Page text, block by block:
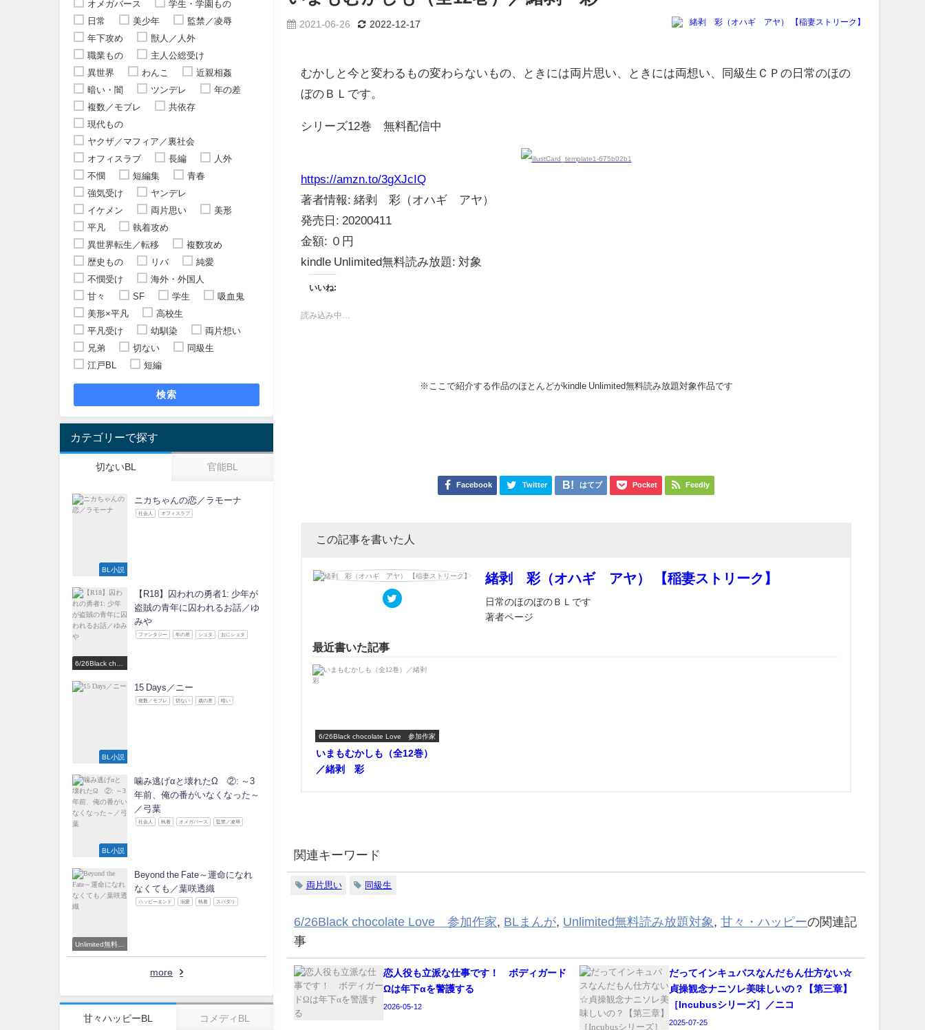
2021-06-26 2022-12-17 緒剥 彩（オハギ アヤ） 【稲妻ストリーク】
むかしと今と変わるもの変わらないもの、ときには両片思い、ときには両想い、同級生ＣＰの日常のほの
ぼのＢＬです。
シリーズ12巻 無料配信中
https://amzn.to/3gXJcIQ
著者情報: 緒剥 彩（オハギ アヤ）
発売日: 20200411
金額: ０円
kindle Unlimited無料読み放題: 対象
いいね:
読み込み中…
※ここで紹介する作品のほとんどがkindle Unlimited無料読み放題対象作品です
Facebook Twitter はてブ Pocket Feedly
この記事を書いた人
緒剥 彩（オハギ アヤ） 【稲妻ストリーク】
日常のほのぼのＢＬです
著者ページ
最近書いた記事
6/26Black chocolate Love 参加作家
いまもむかしも（全12巻）
／緒剥 彩
関連キーワード
両片思い 同級生
6/26Black chocolate Love 参加作家, BLまんが, Unlimited無料読み放題対象 ,甘々・ハッピーの関連記
事
恋人役も立派な仕事です！ ボディガード
Ωは年下αを警護する
2026-05-12
‪だってインキュバスなんだもん仕方ない☆
貞操観念ナニソレ美味しいの？【第三章】
［Incubusシリーズ］／ニコ
2025-07-25
オメガバース
学生・学園もの
日常
美少年
監禁／凌辱
年下攻め
獣人／人外
職業もの
主人公総受け
異世界
わんこ
近親相姦
暗い・闇
ツンデレ
年の差
複数／モブレ
共依存
現代もの
ヤクザ／マフィア／裏社会
オフィスラブ
長編
人外
不憫
短編集
青春
強気受け
ヤンデレ
イケメン
両片思い
美形
平凡
執着攻め
異世界転生／転移
複数攻め
歴史もの
リバ
純愛
不憫受け
海外・外国人
甘々
SF 学生
吸血鬼
美形×平凡
高校生
平凡受け
幼馴染
両片想い
兄弟
切ない
同級生
江戸BL
短編
検索
カテゴリーで探す
切ないBL 官能BL
BL小説
ニカちゃんの恋／ラモーナ
社会人 オフィスラブ
6/26Black choc
加作家
【R18】囚われの勇者1: 少年が
盗賊の青年に囚われるお話／ゆ
みや
ファンタジー 年の差 ショタ おにショタ
BL小説
15 Days／ニー
複数／モブレ 切ない 歳の差 暗い
BL小説
噛み逃げαと壊れたΩ ②: ～3
年前、俺の番がいなくなった～
／弓葉
社会人 執着 オメガバース 監禁／凌辱
Unlimited無料読
Beyond the Fate～運命になれ
なくても／葉咲透織
ハッピーエンド 溺愛 執着 スパダリ
more
甘々ハッピーBL コメディBL